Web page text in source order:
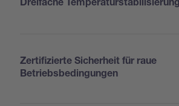
Dreifache Temperaturstabilisierung
Zertifizierte Sicherheit für raue
Betriebsbedingungen